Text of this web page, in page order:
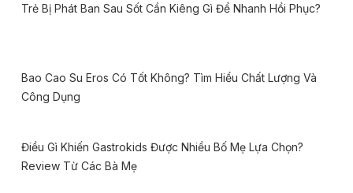
Trẻ Bị Phát Ban Sau Sốt Cần Kiêng Gì Để Nhanh Hồi Phục?
Bao Cao Su Eros Có Tốt Không? Tìm Hiểu Chất Lượng Và
Công Dụng
Điều Gì Khiến Gastrokids Được Nhiều Bố Mẹ Lựa Chọn?
Review Từ Các Bà Mẹ